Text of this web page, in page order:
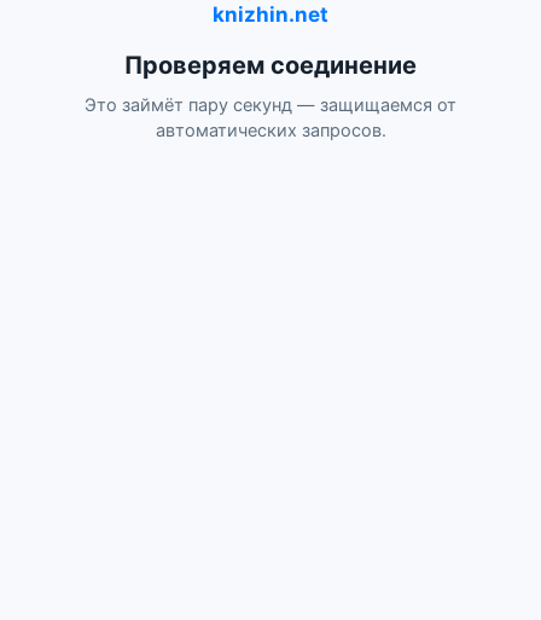
knizhin.net
Проверяем соединение
Это займёт пару секунд — защищаемся от
автоматических запросов.